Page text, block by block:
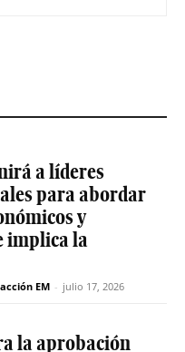
a líderes
para abordar
y
implica la
EM - julio 17, 2026
la aprobación